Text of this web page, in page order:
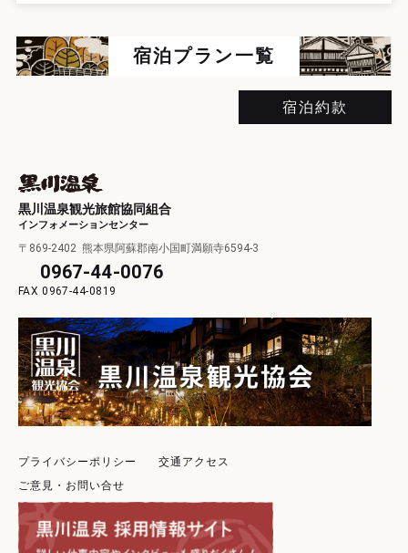
宿泊プラン一覧
宿泊約款
黒川温泉観光旅館協同組合
インフォメーションセンター
〒869-2402 熊本県阿蘇郡南小国町満願寺6594-3
0967-44-0076
0967-44-0819
プライバシーポリシー
交通アクセス
ご意見・お問い合せ